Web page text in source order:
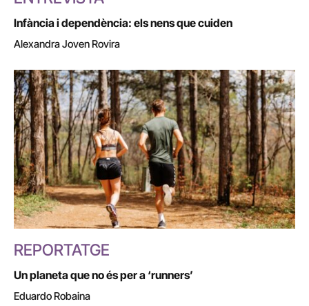
Infància i dependència: els nens que cuiden
Alexandra Joven Rovira
REPORTATGE
Un planeta que no és per a ‘runners’
Eduardo Robaina